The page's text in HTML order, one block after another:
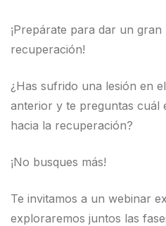
¡Prepárate para dar un gran
recuperación!
¿Has sufrido una lesión en
anterior y te preguntas cuál
hacia la recuperación?
¡No busques más!
Te invitamos a un webinar
exploraremos juntos las